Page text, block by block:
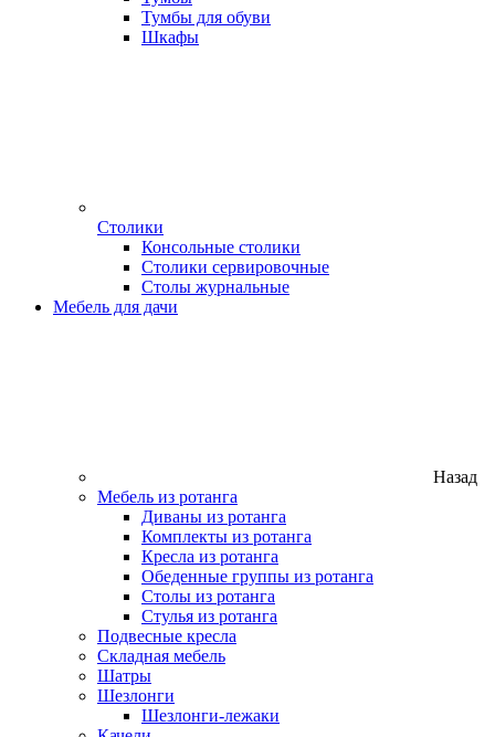
Тумбы для обуви
Шкафы
Столики
Консольные столики
Столики сервировочные
Столы журнальные
Мебель для дачи
Назад
Мебель из ротанга
Диваны из ротанга
Комплекты из ротанга
Кресла из ротанга
Обеденные группы из ротанга
Столы из ротанга
Стулья из ротанга
Подвесные кресла
Складная мебель
Шатры
Шезлонги
Шезлонги-лежаки